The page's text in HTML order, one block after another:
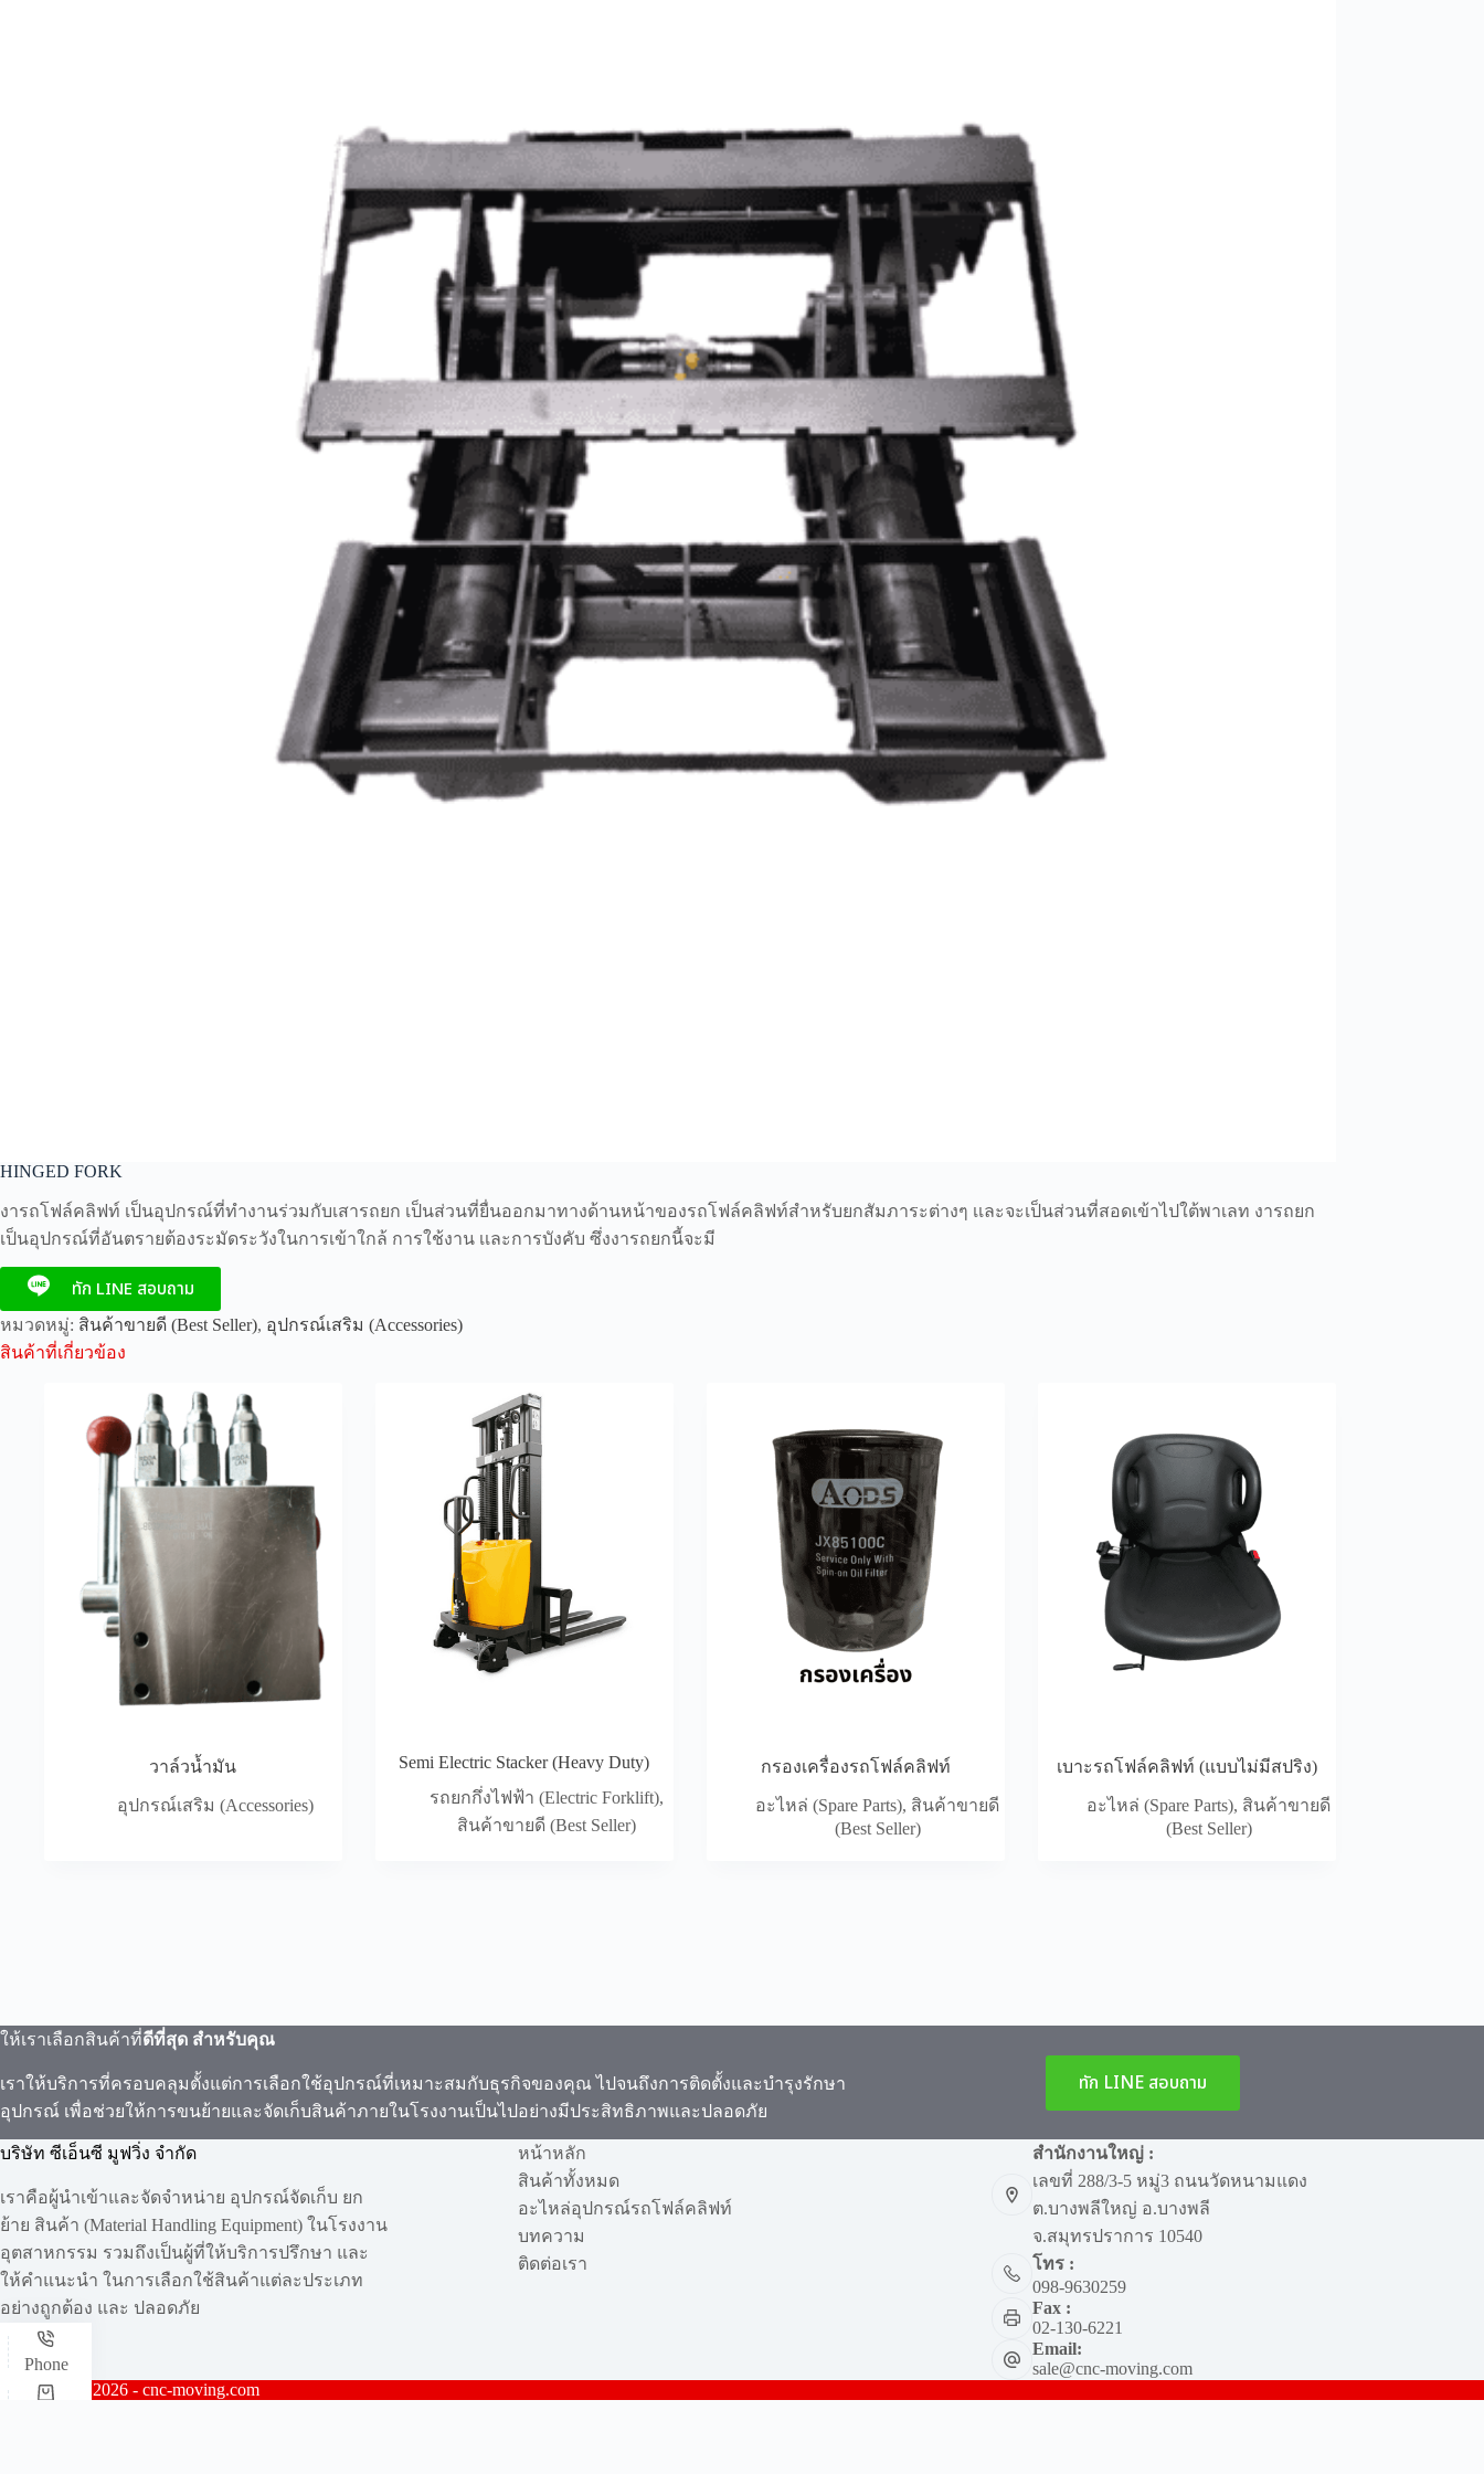
HINGED FORK
งารถโฟล์คลิฟท์ เป็นอุปกรณ์ที่ทำงานร่วมกับเสารถยก เป็นส่วนที่ยื่นออกมาทางด้านหน้าของรถโฟล์คลิฟท์สำหรับยกสัมภาระต่างๆ เเละจะเป็นส่วนที่สอดเข้าไปใต้พาเลท งารถยก
เป็นอุปกรณ์ที่อันตรายต้องระมัดระวังในการเข้าใกล้ การใช้งาน เเละการบังคับ ซึ่งงารถยกนี้จะมี
ทัก LINE สอบถาม
หมวดหมู่: สินค้าขายดี (Best Seller), อุปกรณ์เสริม (Accessories)
สินค้าที่เกี่ยวข้อง
วาล์วน้ำมัน
อุปกรณ์เสริม (Accessories)
Semi Electric Stacker (Heavy Duty)
รถยกกึ่งไฟฟ้า (Electric Forklift),
สินค้าขายดี (Best Seller)
กรองเครื่องรถโฟล์คลิฟท์
อะไหล่ (Spare Parts), สินค้าขายดี
(Best Seller)
เบาะรถโฟล์คลิฟท์ (แบบไม่มีสปริง)
อะไหล่ (Spare Parts), สินค้าขายดี
(Best Seller)
ให้เราเลือกสินค้าที่ดีที่สุด สำหรับคุณ
เราให้บริการที่ครอบคลุมตั้งแต่การเลือกใช้อุปกรณ์ที่เหมาะสมกับธุรกิจของคุณ ไปจนถึงการติดตั้งและบำรุงรักษา
อุปกรณ์ เพื่อช่วยให้การขนย้ายและจัดเก็บสินค้าภายในโรงงานเป็นไปอย่างมีประสิทธิภาพและปลอดภัย
ทัก LINE สอบถาม
บริษัท ซีเอ็นซี มูฟวิ่ง จำกัด
เราคือผู้นำเข้าและจัดจำหน่าย อุปกรณ์จัดเก็บ ยก
ย้าย สินค้า (Material Handling Equipment) ในโรงงาน
อุตสาหกรรม รวมถึงเป็นผู้ที่ให้บริการปรึกษา และ
ให้คำแนะนำ ในการเลือกใช้สินค้าแต่ละประเภท
อย่างถูกต้อง และ ปลอดภัย
หน้าหลัก
สินค้าทั้งหมด
อะไหล่อุปกรณ์รถโฟล์คลิฟท์
บทความ
ติดต่อเรา
สำนักงานใหญ่ :
เลขที่ 288/3-5 หมู่3 ถนนวัดหนามแดง
ต.บางพลีใหญ่ อ.บางพลี
จ.สมุทรปราการ 10540
โทร :
098-9630259
Fax :
02-130-6221
Email:
sale@cnc-moving.com
Copyright © 2026 - cnc-moving.com
Phone